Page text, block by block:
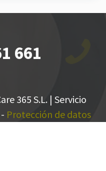
661
365 S.L. | Servicio
Protección de datos